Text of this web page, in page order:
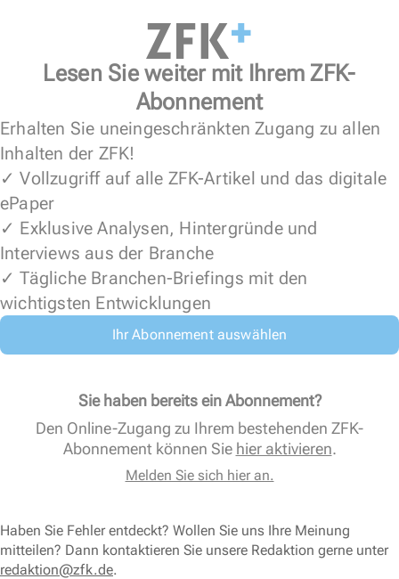
Lesen Sie weiter mit Ihrem ZFK-
Abonnement
Erhalten Sie uneingeschränkten Zugang zu allen
Inhalten der ZFK!
✓ Vollzugriff auf alle ZFK-Artikel und das digitale
ePaper
✓ Exklusive Analysen, Hintergründe und
Interviews aus der Branche
✓ Tägliche Branchen-Briefings mit den
wichtigsten Entwicklungen
Ihr Abonnement auswählen
Sie haben bereits ein Abonnement?
Den Online-Zugang zu Ihrem bestehenden ZFK-
Abonnement können Sie hier aktivieren.
Melden Sie sich hier an.
Haben Sie Fehler entdeckt? Wollen Sie uns Ihre Meinung
mitteilen? Dann kontaktieren Sie unsere Redaktion gerne unter
redaktion@zfk.de.